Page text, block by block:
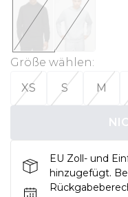
Größe wählen:
XS
S M
EU Zoll- und
hinzugefügt.